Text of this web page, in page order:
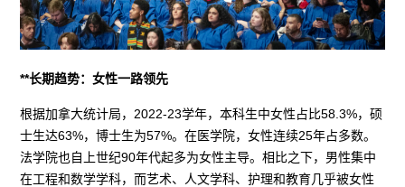
**长期趋势：女性一路领先
根据加拿大统计局，2022-23学年，本科生中女性占比58.3%，硕
士生达63%，博士生为57%。在医学院，女性连续25年占多数。
法学院也自上世纪90年代起多为女性主导。相比之下，男性集中
在工程和数学学科，而艺术、人文学科、护理和教育几乎被女性